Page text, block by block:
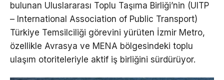
bulunan Uluslararası Toplu Taşıma Birliği’nin (UITP
– International Association of Public Transport)
Türkiye Temsilciliği görevini yürüten İzmir Metro,
özellikle Avrasya ve MENA bölgesindeki toplu
ulaşım otoriteleriyle aktif iş birliğini sürdürüyor.